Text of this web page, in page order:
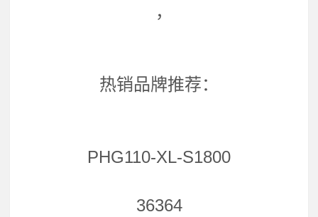
，
热销品牌推荐：
PHG110-XL-S1800
36364